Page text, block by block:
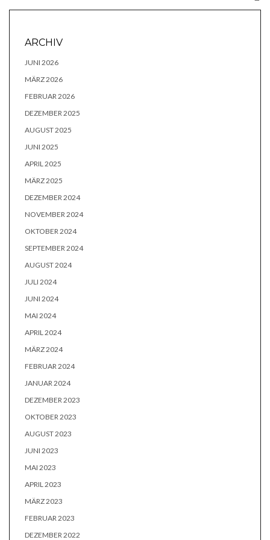
ARCHIV
JUNI 2026
MÄRZ 2026
FEBRUAR 2026
DEZEMBER 2025
AUGUST 2025
JUNI 2025
APRIL 2025
MÄRZ 2025
DEZEMBER 2024
NOVEMBER 2024
OKTOBER 2024
SEPTEMBER 2024
AUGUST 2024
JULI 2024
JUNI 2024
MAI 2024
APRIL 2024
MÄRZ 2024
FEBRUAR 2024
JANUAR 2024
DEZEMBER 2023
OKTOBER 2023
AUGUST 2023
JUNI 2023
MAI 2023
APRIL 2023
MÄRZ 2023
FEBRUAR 2023
DEZEMBER 2022